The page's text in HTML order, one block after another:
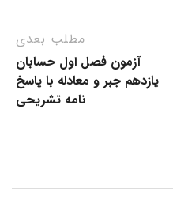
مطلب بعدی
آزمون فصل اول حسابان
یازدهم جبر و معادله با پاسخ
نامه تشریحی